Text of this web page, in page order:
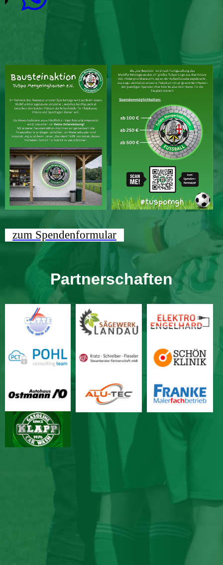
zum Spendenformular
Partnerschaften